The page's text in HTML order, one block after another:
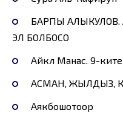
БАРПЫ АЛЫКУЛОВ.
ЭЛ БОЛБОСО
Айкөл Манас. 9-
АСМАН, ЖЫЛДЫЗ,
Аякбошотоор